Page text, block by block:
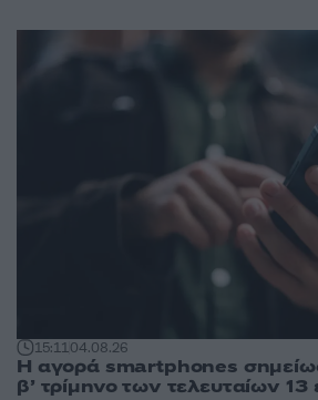
15:1104.08.26
Η αγορά smartphones
β’ τρίμηνο των τελευταίων 13